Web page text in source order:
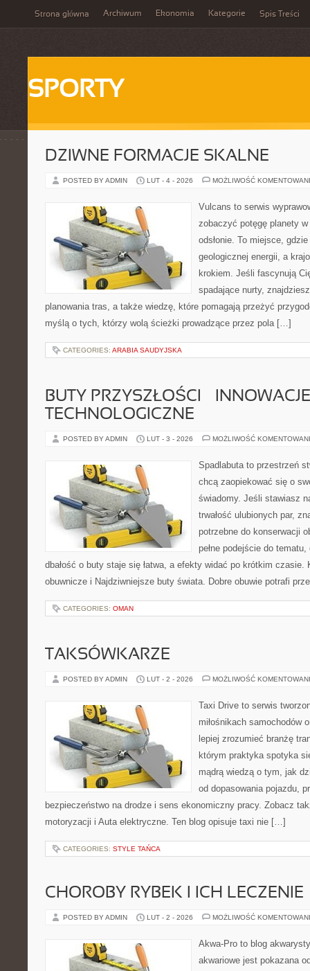
Strona główna Archiwum Ekonomia Kategorie Spis Treści
SPORTY
DZIWNE FORMACJE SKALNE
POSTED BY ADMIN LUT - 4 - 2026 MOŻLIWOŚĆ
Vulcans to serwis
zobaczyć potęgę planety
odsłonie. To miejsce,
geologicznej energii, a
krokiem. Jeśli fascynują
spadające nurty,
planowania tras, a także wiedzę, które pomagają przeżyć
myślą o tych, którzy wolą ścieżki prowadzące przez pola […]
CATEGORIES: ARABIA SAUDYJSKA
BUTY PRZYSZŁOŚCI – INNOWACJE
TECHNOLOGICZNE
POSTED BY ADMIN LUT - 3 - 2026 MOŻLIWOŚĆ
Spadlabuta to przestrzeń
chcą zaopiekować się o
świadomy. Jeśli stawiasz
trwałość ulubionych par,
potrzebne do konserwacji
pełne podejście do
dbałość o buty staje się łatwa, a efekty widać po krótkim czasie.
obuwnicze i Najdziwniejsze buty świata. Dobre obuwie potrafi
CATEGORIES: OMAN
TAKSÓWKARZE
POSTED BY ADMIN LUT - 2 - 2026 MOŻLIWOŚĆ
Taxi Drive to serwis
miłośnikach samochodów
lepiej zrozumieć branżę
którym praktyka spotyka
mądrą wiedzą o tym, jak
od dopasowania pojazdu,
bezpieczeństwo na drodze i sens ekonomiczny pracy. Zobacz
motoryzacji i Auta elektryczne. Ten blog opisuje taxi nie […]
CATEGORIES: STYLE TAŃCA
CHOROBY RYBEK I ICH LECZENIE
POSTED BY ADMIN LUT - 2 - 2026 MOŻLIWOŚĆ
Akwa-Pro to blog
akwariowe jest pokazana